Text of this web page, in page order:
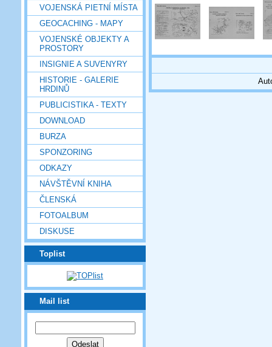
VOJENSKÁ PIETNÍ MÍSTA
GEOCACHING - MAPY
VOJENSKÉ OBJEKTY A
PROSTORY
INSIGNIE A SUVENYRY
HISTORIE - GALERIE
HRDINŮ
PUBLICISTIKA - TEXTY
DOWNLOAD
BURZA
SPONZORING
ODKAZY
NÁVŠTĚVNÍ KNIHA
ČLENSKÁ
FOTOALBUM
DISKUSE
Toplist
Mail list